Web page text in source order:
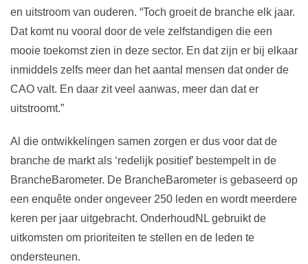
en uitstroom van ouderen. “Toch groeit de branche elk jaar.
Dat komt nu vooral door de vele zelfstandigen die een
mooie toekomst zien in deze sector. En dat zijn er bij elkaar
inmiddels zelfs meer dan het aantal mensen dat onder de
CAO valt. En daar zit veel aanwas, meer dan dat er
uitstroomt.”
Al die ontwikkelingen samen zorgen er dus voor dat de
branche de markt als ‘redelijk positief’ bestempelt in de
BrancheBarometer. De BrancheBarometer is gebaseerd op
een enquête onder ongeveer 250 leden en wordt meerdere
keren per jaar uitgebracht. OnderhoudNL gebruikt de
uitkomsten om prioriteiten te stellen en de leden te
ondersteunen.